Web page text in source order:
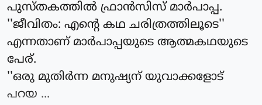
പുസ്തകത്തില്‍ ഫ്രാന്‍സിസ് മാര്‍പാപ്പ.
''ജീവിതം: എന്റെ കഥ ചരിത്രത്തിലൂടെ''
എന്നതാണ് മാര്‍പാപ്പയുടെ ആത്മകഥയുടെ
പേര്.
''ഒരു മുതിര്‍ന്ന മനുഷ്യന് യുവാക്കളോട്
പറയ ...